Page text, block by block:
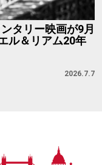
タリー映画が9月
ル＆リアム20年
2026.7.7